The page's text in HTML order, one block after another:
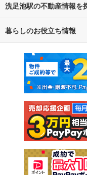
洗足池駅の不動産情報を
不動産・住宅
新築マンション
新築一戸建て
注文住宅
売却査定
暮らしのお役立ち情報
マンションカタログ